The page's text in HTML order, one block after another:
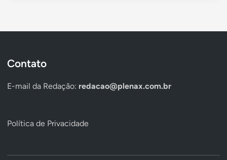
Contato
E-mail da Redação: redacao@plenax.com.br
Política de Privacidade